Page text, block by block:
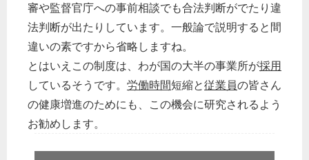
審や監督官庁への事前相談でも合法判断がでたり違
法判断が出たりしています。一般論で説明すると間
違いの素ですから省略しますね。
とはいえこの制度は、わが国の大半の事業所が採用
しているそうです。 労働時間短縮と従業員の皆さん
の健康増進のためにも、この機会に研究されるよう
お勧めします。